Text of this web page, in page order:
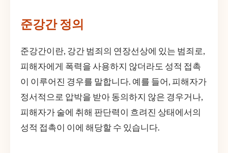
준강간 정의
준강간이란, 강간 범죄의 연장선상에 있는 범죄로,
피해자에게 폭력을 사용하지 않더라도 성적 접촉
이 이루어진 경우를 말합니다. 예를 들어, 피해자가
정서적으로 압박을 받아 동의하지 않은 경우거나,
피해자가 술에 취해 판단력이 흐려진 상태에서의
성적 접촉이 이에 해당할 수 있습니다.